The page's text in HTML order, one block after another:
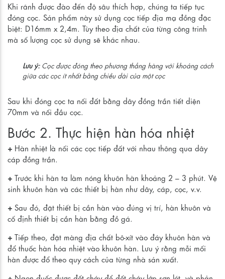
Khi rãnh được đào đến độ sâu thích hợp, chúng ta tiếp tục
đóng cọc. Sản phẩm này sử dụng cọc tiếp địa mạ đồng đặc
biệt: D16mm x 2,4m. Tùy theo địa chất của từng công trinh
mà số lượng cọc sử dụng sẽ khác nhau.
Lưu ý:Cọc được đóng theo phương thẳng hàng với khoảng cách
giữa các cọc ít nhất bằng chiều dài của một cọc
Sau khi đóng cọc ta nối đất bằng dây đồng trần tiết diện
70mm và nối đầu cọc.
Bước 2. Thực hiện hàn hóa nhiệt
+ Hàn nhiệt là nối các cọc tiếp đất với nhau thông qua dây
cáp đồng trần.
+ Trước khi hàn ta làm nóng khuôn hàn khoảng 2 – 3 phút. Vệ
sinh khuôn hàn và các thiết bị hàn như dây, cáp, cọc, v.v.
+ Sau đó, đặt thiết bị cần hàn vào đúng vị trí, hàn khuôn và
cố định thiết bị cần hàn bằng đồ gá.
+ Tiếp theo, đặt màng địa chất bô-xít vào đáy khuôn hàn và
đổ thuốc hàn hóa nhiệt vào khuôn hàn. Lưu ý rằng mỗi mối
hàn được đổ theo quy cách của từng nhà sản xuất.